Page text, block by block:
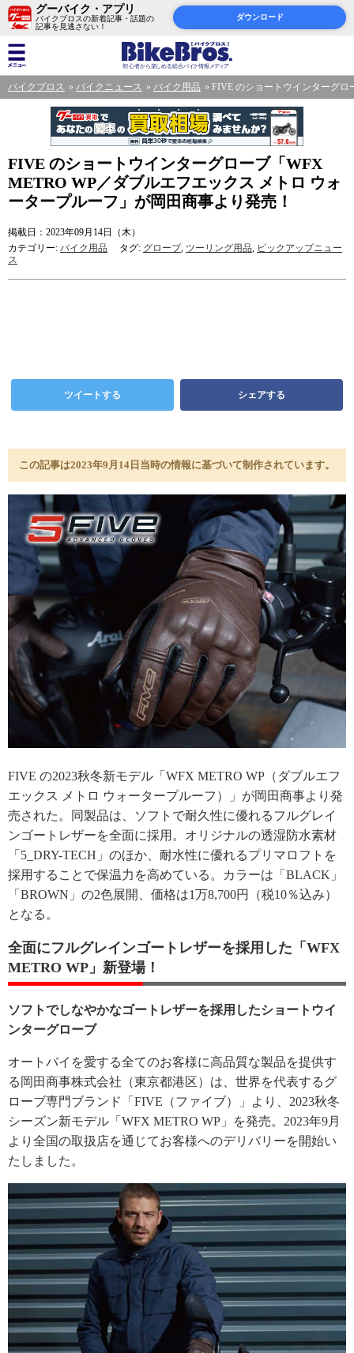
グーバイク・アプリ
バイクブロスの新着記事・話題の
記事を見逃さない！
ダウンロード
バイクブロス バイクニュース バイク用品 FIVE のショートウインターグロ
FIVE のショートウインターグローブ「WFX
METRO WP／ダブルエフエックス メトロ ウォ
ータープルーフ」が岡田商事より発売！
掲載日：2023年09月14日（木）
カテゴリー: バイク用品 タグ: グローブ, ツーリング用品, ピックアップニュー
ス
ツイートする シェアする
この記事は2023年9月14日当時の情報に基づいて制作されています。
FIVE の2023秋冬新モデル「WFX METRO WP（ダブルエフ
エックス メトロ ウォータープルーフ）」が岡田商事より発
売された。同製品は、ソフトで耐久性に優れるフルグレイ
ンゴートレザーを全面に採用。オリジナルの透湿防水素材
「5_DRY-TECH」のほか、耐水性に優れるプリマロフトを
採用することで保温力を高めている。カラーは「BLACK」
「BROWN」の2色展開、価格は1万8,700円（税10％込み）
となる。
全面にフルグレインゴートレザーを採用した「WFX
METRO WP」新登場！
ソフトでしなやかなゴートレザーを採用したショートウイ
ンターグローブ
オートバイを愛する全てのお客様に高品質な製品を提供す
る岡田商事株式会社（東京都港区）は、世界を代表するグ
ローブ専門ブランド「FIVE（ファイブ）」より、2023秋冬
シーズン新モデル「WFX METRO WP」を発売。2023年9月
より全国の取扱店を通じてお客様へのデリバリーを開始い
たしました。